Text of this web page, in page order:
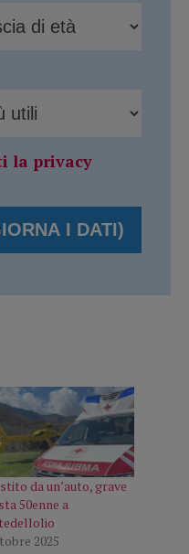
la privacy
da un’auto, grave
50enne a
2025